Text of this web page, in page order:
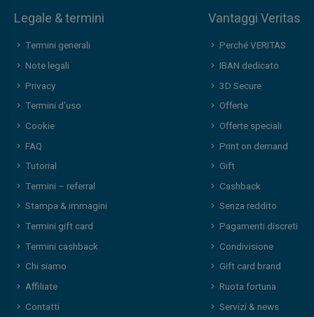
Legale & termini
Termini generali
Note legali
Privacy
Termini d’uso
Cookie
FAQ
Tutorial
Termini – referral
Stampa & immagini
Termini gift card
Termini cashback
Chi siamo
Affiliate
Contatti
Vantaggi Veritas
Perché VERITAS
IBAN dedicato
3D Secure
Offerte
Offerte speciali
Print on demand
Gift
Cashback
Senza reddito
Pagamenti discreti
Condivisione
Gift card brand
Ruota fortuna
Servizi & news